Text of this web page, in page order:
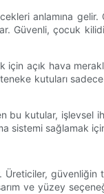
anlamına gelir.
Güvenli, çocuk
açık hava
kutuları
kutular, işlevsel
sağlamak
güvenliğin
ve yüzey